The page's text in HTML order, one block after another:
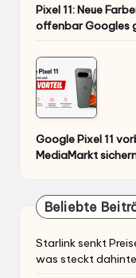
Pixel 11: Neue
offenbar Googles
Google Pixel 11
MediaMarkt
Beliebte
Starlink senkt
was steckt